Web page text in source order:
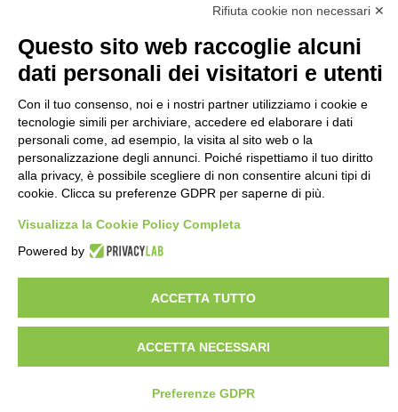
7
6
Rifiuta cookie non necessari ✕
Questo sito web raccoglie alcuni
dati personali dei visitatori e utenti
Con il tuo consenso, noi e i nostri partner utilizziamo i cookie e
tecnologie simili per archiviare, accedere ed elaborare i dati
personali come, ad esempio, la visita al sito web o la
personalizzazione degli annunci. Poiché rispettiamo il tuo diritto
alla privacy, è possibile scegliere di non consentire alcuni tipi di
cookie. Clicca su preferenze GDPR per saperne di più.
Visualizza la Cookie Policy Completa
Powered by
ACCETTA TUTTO
ACCETTA NECESSARI
Preferenze GDPR